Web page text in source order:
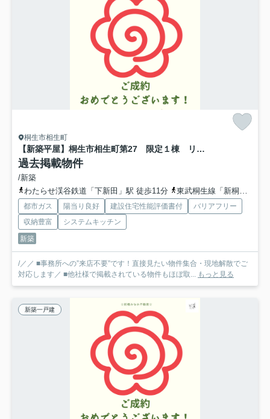
桐生市相生町
【新築平屋】桐生市相生町第27 限定１棟 リーブルガーデン 新築建売
過去掲載物件
/新築
わたらせ渓谷鉄道「下新田」駅 徒歩11分
東武桐生線「新桐生」駅 徒歩12分
都市ガス 陽当り良好 建設住宅性能評価書付
バリアフリー
収納豊富
システムキッチン
新築
/／／ ■事務所への”来店不要”です！直接見たい物件集合・現地解散でご
対応します／ ■他社様で掲載されている物件もほぼ取...
もっと見る
新築一戸建